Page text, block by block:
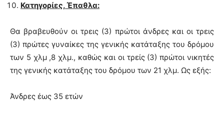
Κατηγορίες, Έπαθλα:
Θα βραβευθούν οι τρεις (3) πρώτοι άνδρες και οι τρεις
(3) πρώτες γυναίκες της γενικής κατάταξης του δρόμου
των 5 χλμ ,8 χλμ., καθώς και οι τρείς (3) πρώτοι νικητές
της γενικής κατάταξης του δρόμου των 21 χλμ. Ως εξής:
Άνδρες έως 35 ετών